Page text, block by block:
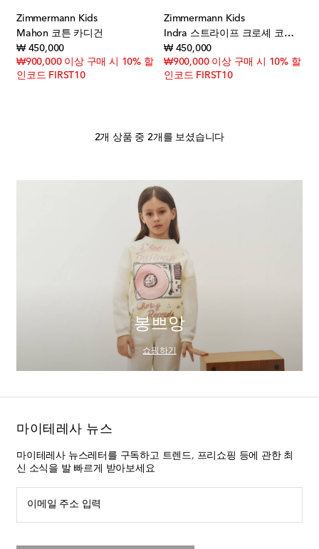
Zimmermann Kids
Mahon 코튼 카디건
₩ 450,000original price
₩900,000 이상 구매 시 10% 할
인코드 FIRST10
Zimmermann Kids
Indra 스트라이프 크로셰 코튼 카디건
₩ 450,000original price
₩900,000 이상 구매 시 10% 할
인코드 FIRST10
2개 상품 중 2개를 보셨습니다
봉쁘앙
쇼핑하기
마이테레사 뉴스
마이테레사 뉴스레터를 구독하고 트렌드, 프리쇼핑 등에 관한 최
신 소식을 발 빠르게 받아보세요
이메일 주소 입력